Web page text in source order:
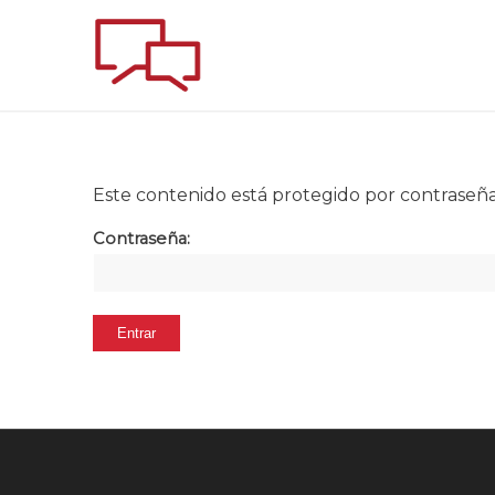
Este contenido está protegido por
Contraseña: